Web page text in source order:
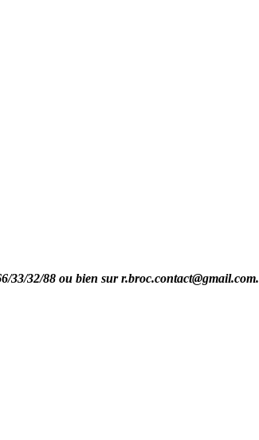
33/32/88 ou bien sur r.broc.contact@gmail.com.